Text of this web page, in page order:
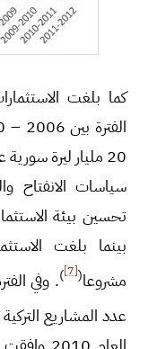
كما بلغت
20 مليار ليرة
سياسات الانفتاح
تحسين بيئة
مشروعا(
[7]
)
عدد المشاريع التركية 14 مقابل 4 مشاريع لإيران